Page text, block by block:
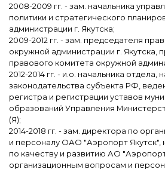
2008-2009 гг. - зам. начальника
политики и стратегического
администрации г. Якутска;
2009-2012 гг. - зам. председателя
окружной администрации г. Якутска,
правового комитета окружной
2012-2014 гг. - и.о. начальника отдела,
законодательства субъекта РФ,
регистра и регистрации уставов
образований Управления
(Я);
2014-2018 гг. - зам. директора по
и персоналу ОАО "Аэропорт Якутск",
по качеству и развитию АО
организационным вопросам и